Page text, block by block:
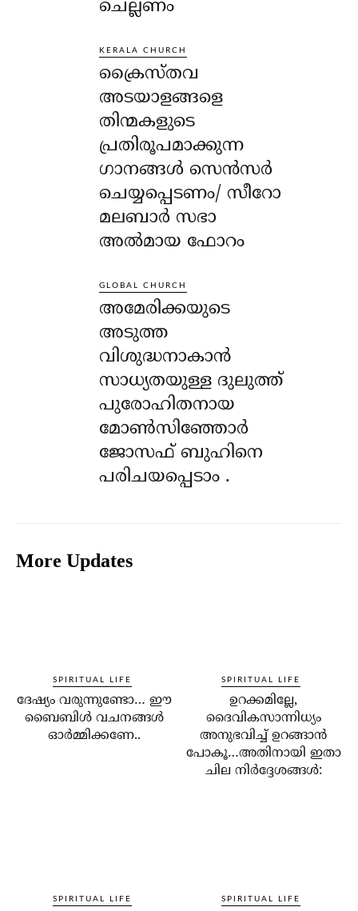
ചെല്ലണം
KERALA CHURCH
ക്രൈസ്തവ
അടയാളങ്ങളെ
തിന്മകളുടെ
പ്രതിരൂപമാക്കുന്ന
ഗാനങ്ങൾ സെൻസർ
ചെയ്യപ്പെടണം/ സീറോ
മലബാർ സഭാ
അൽമായ ഫോറം
GLOBAL CHURCH
അമേരിക്കയുടെ
അടുത്ത
വിശുദ്ധനാകാൻ
സാധ്യതയുള്ള ദുലുത്ത്
പുരോഹിതനായ
മോൺസിഞ്ഞോർ
ജോസഫ് ബുഹിനെ
പരിചയപ്പെടാം .
More Updates
SPIRITUAL LIFE
ദേഷ്യം വരുന്നുണ്ടോ… ഈ
ബൈബിള്‍ വചനങ്ങള്‍
ഓര്‍മ്മിക്കണേ..
SPIRITUAL LIFE
ഉറക്കമില്ലേ,
ദൈവികസാന്നിധ്യം
അനുഭവിച്ച് ഉറങ്ങാന്‍
പോകൂ…അതിനായി ഇതാ
ചില നിര്‍ദ്ദേശങ്ങള്‍:
SPIRITUAL LIFE SPIRITUAL LIFE